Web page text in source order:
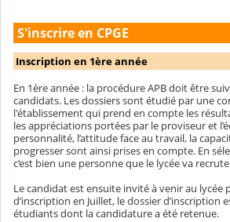
S'inscrire en CPGE
Inscription en 1ère année
En 1ère année : la procédure APB doit être
candidats. Les dossiers sont étudié par une
l'établissement qui prend en compte les
les appréciations portées par le proviseur et
personnalité, l’attitude face au travail, la
progresser sont ainsi prises en compte. En
c’est bien une personne que le lycée va
Le candidat est ensuite invité à venir au lycée
d’inscription en Juillet, le dossier d’inscription
étudiants dont la candidature a été retenue.